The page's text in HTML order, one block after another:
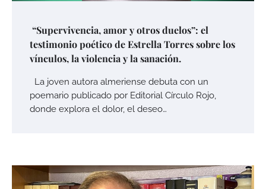
“Supervivencia, amor y otros duelos”: el
testimonio poético de Estrella Torres sobre los
vínculos, la violencia y la sanación.
La joven autora almeriense debuta con un
poemario publicado por Editorial Círculo Rojo,
donde explora el dolor, el deseo…